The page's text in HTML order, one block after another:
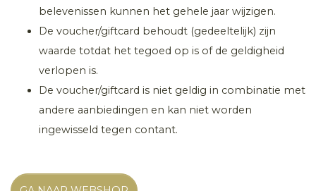
belevenissen kunnen het gehele jaar wijzigen.
De voucher/giftcard behoudt (gedeeltelijk) zijn
waarde totdat het tegoed op is of de geldigheid
verlopen is.
De voucher/giftcard is niet geldig in combinatie met
andere aanbiedingen en kan niet worden
ingewisseld tegen contant.